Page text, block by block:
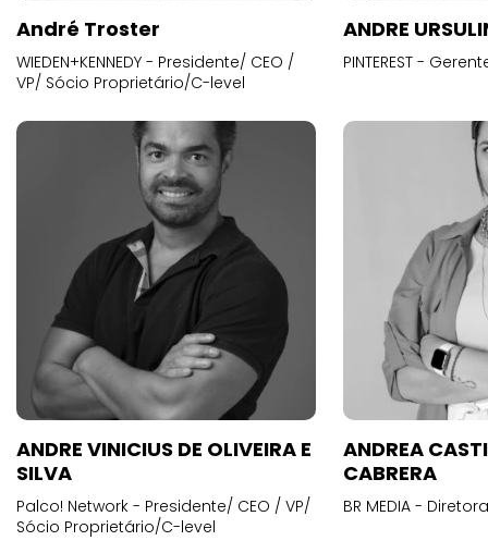
André Troster
WIEDEN+KENNEDY - Presidente/ CEO /
VP/ Sócio Proprietário/C-level
ANDRE
PINTEREST -
ANDRE VINICIUS DE OLIVEIRA E
SILVA
Palco! Network - Presidente/ CEO / VP/
Sócio Proprietário/C-level
ANDREA
CABRERA
BR MEDIA -